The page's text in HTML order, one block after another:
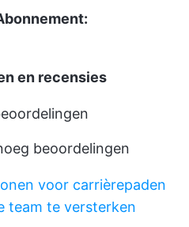
en recensies
beoordelingen
voor carrièrepaden
team te versterken